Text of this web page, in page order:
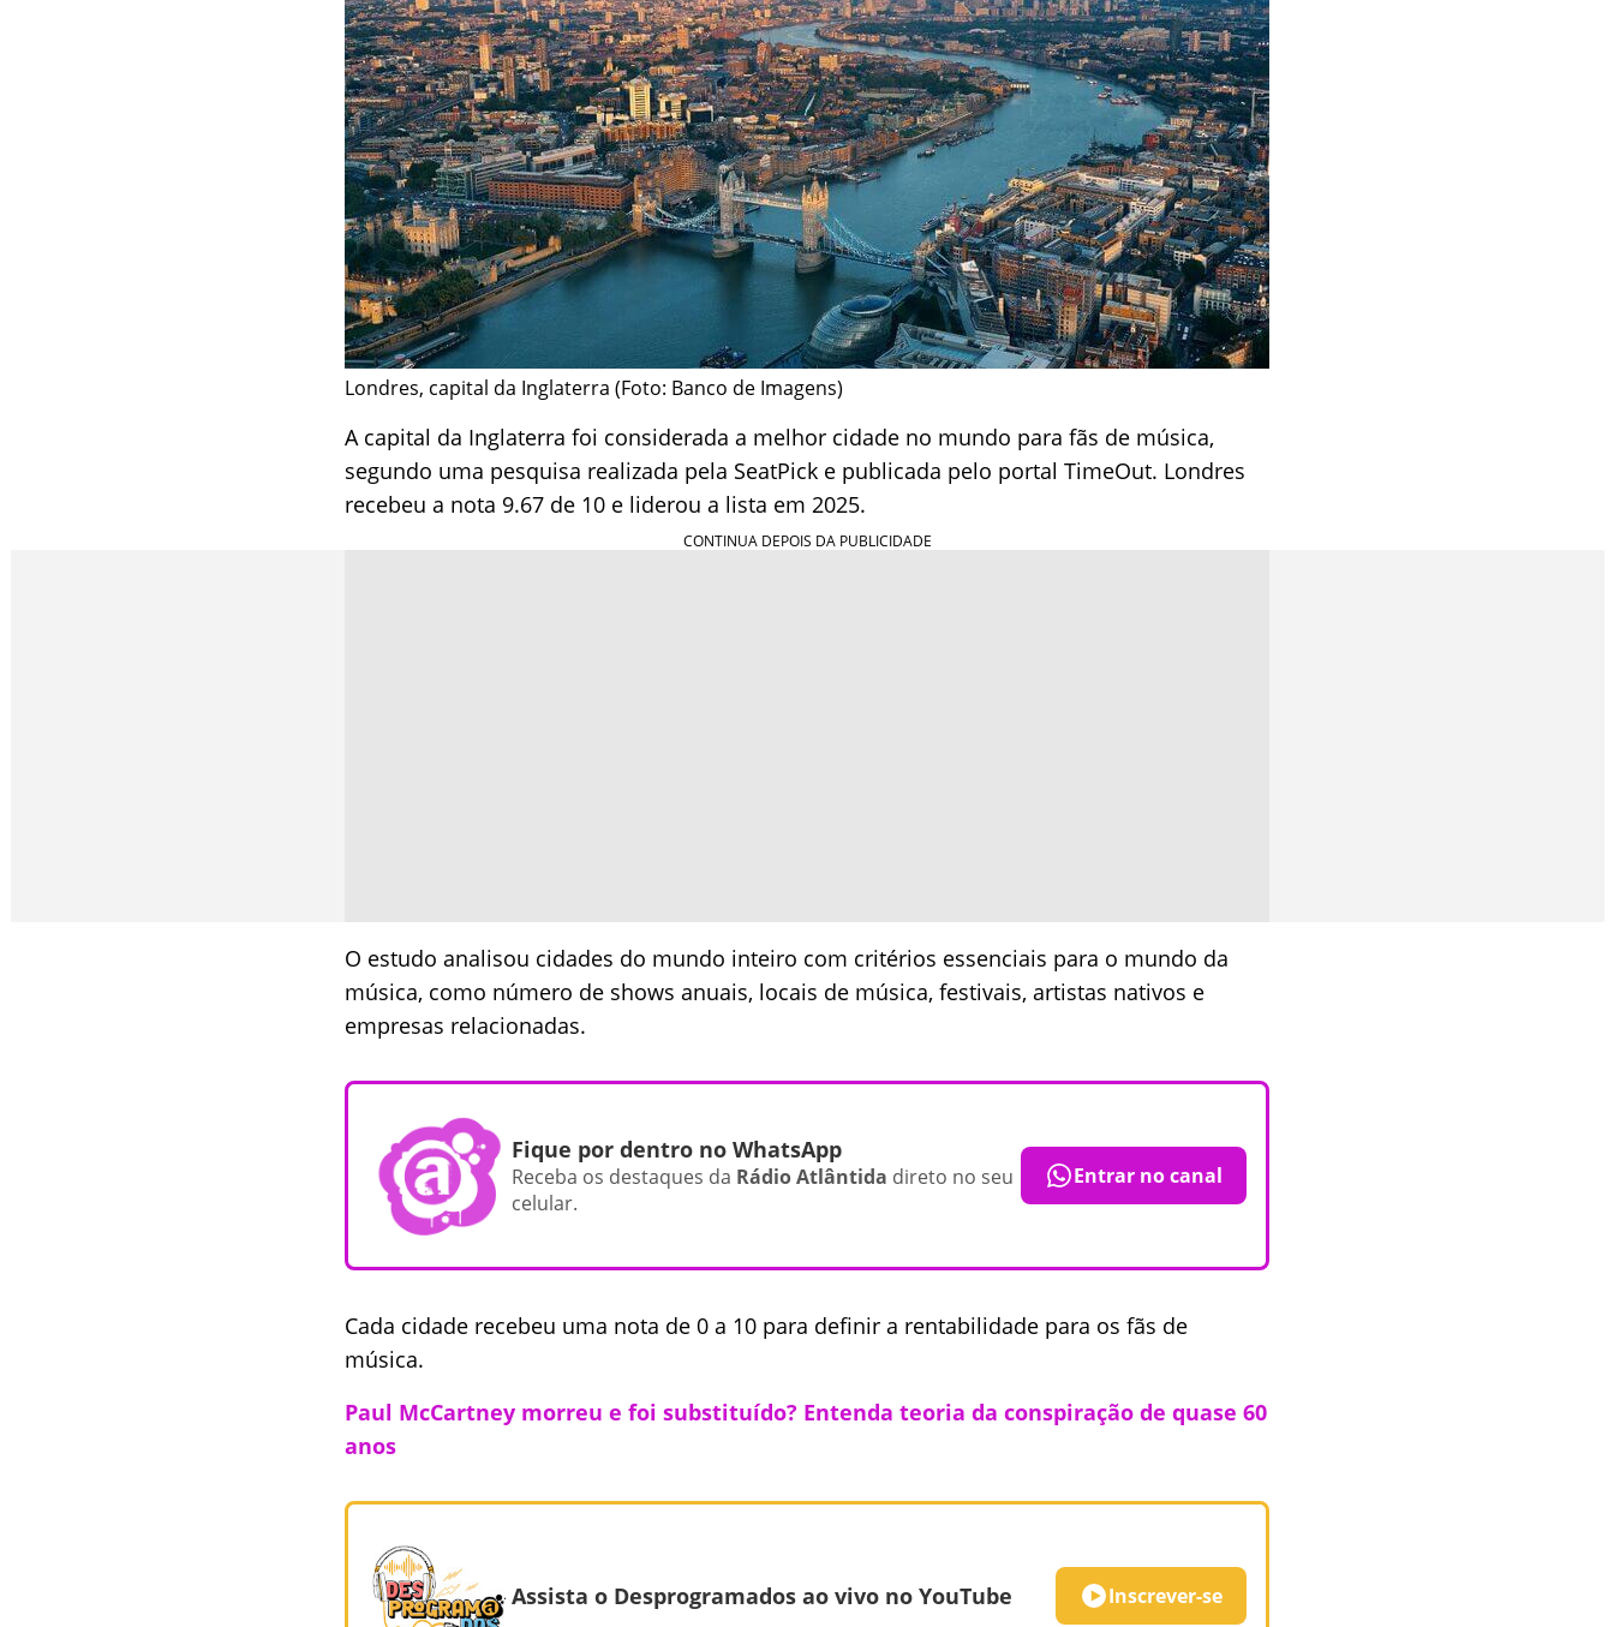
Londres, capital da Inglaterra (Foto: Banco de Imagens)
A capital da Inglaterra foi considerada a melhor cidade no mundo para fãs de música,
segundo uma pesquisa realizada pela SeatPick e publicada pelo portal TimeOut. Londres
recebeu a nota 9.67 de 10 e liderou a lista em 2025.
O estudo analisou cidades do mundo inteiro com critérios essenciais para o mundo da
música, como número de shows anuais, locais de música, festivais, artistas nativos e
empresas relacionadas.
Fique por dentro no WhatsApp
Receba os destaques da Rádio Atlântida direto no seu
celular.
Entrar no canal
Cada cidade recebeu uma nota de 0 a 10 para definir a rentabilidade para os fãs de
música.
Paul McCartney morreu e foi substituído? Entenda teoria da conspiração de quase 60
anos
Assista o Desprogramados ao vivo no YouTube Inscrever-se